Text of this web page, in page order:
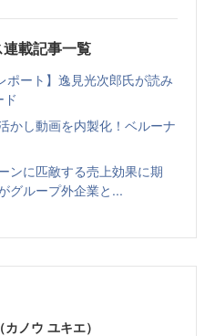
載記事一覧
ポート】逸見光次郎氏が読み
かし動画を内製化！ベルーナ
ンに匹敵する売上効果に期
グループ外企業と...
ノウ ユキエ）